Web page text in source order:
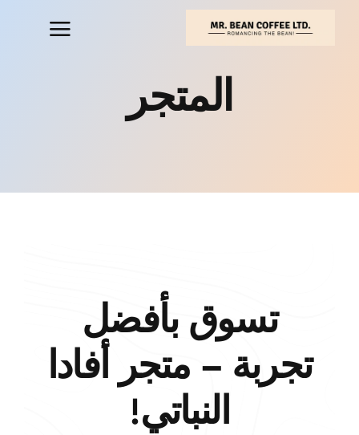
المتجر
تسوق بأفضل
تجربة – متجر أفادا
النباتي!